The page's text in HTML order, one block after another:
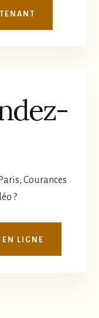
Courances
?
EN LIGNE